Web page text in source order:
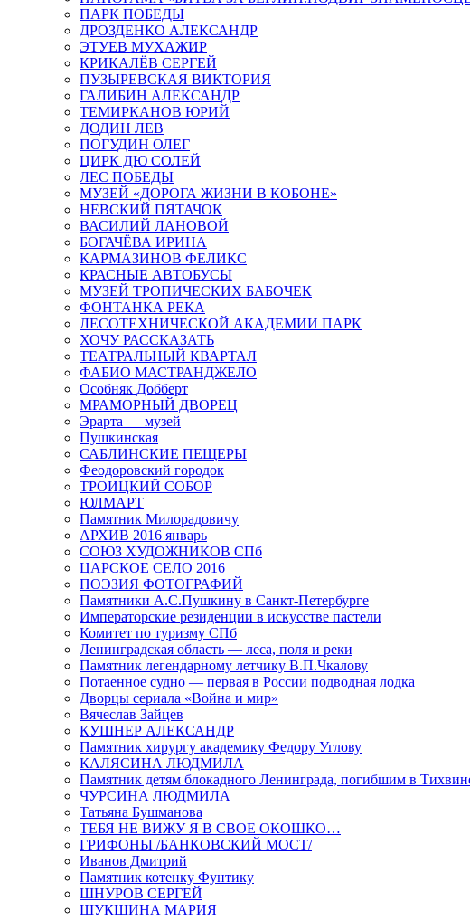
ПАРК ПОБЕДЫ
ДРОЗДЕНКО АЛЕКСАНДР
ЭТУЕВ МУХАЖИР
КРИКАЛЁВ СЕРГЕЙ
ПУЗЫРЕВСКАЯ ВИКТОРИЯ
ГАЛИБИН АЛЕКСАНДР
ТЕМИРКАНОВ ЮРИЙ
ДОДИН ЛЕВ
ПОГУДИН ОЛЕГ
ЦИРК ДЮ СОЛЕЙ
ЛЕС ПОБЕДЫ
МУЗЕЙ «ДОРОГА ЖИЗНИ В КОБОНЕ»
НЕВСКИЙ ПЯТАЧОК
ВАСИЛИЙ ЛАНОВОЙ
БОГАЧЁВА ИРИНА
КАРМАЗИНОВ ФЕЛИКС
КРАСНЫЕ АВТОБУСЫ
МУЗЕЙ ТРОПИЧЕСКИХ БАБОЧЕК
ФОНТАНКА РЕКА
ЛЕСОТЕХНИЧЕСКОЙ АКАДЕМИИ ПАРК
ХОЧУ РАССКАЗАТЬ
ТЕАТРАЛЬНЫЙ КВАРТАЛ
ФАБИО МАСТРАНДЖЕЛО
Особняк Добберт
МРАМОРНЫЙ ДВОРЕЦ
Эрарта — музей
Пушкинская
САБЛИНСКИЕ ПЕЩЕРЫ
Феодоровский городок
ТРОИЦКИЙ СОБОР
ЮЛМАРТ
Памятник Милорадовичу
АРХИВ 2016 январь
СОЮЗ ХУДОЖНИКОВ СПб
ЦАРСКОЕ СЕЛО 2016
ПОЭЗИЯ ФОТОГРАФИЙ
Памятники А.С.Пушкину в Санкт-Петербурге
Императорские резиденции в искусстве пастели
Комитет по туризму СПб
Ленинградская область — леса, поля и реки
Памятник легендарному летчику В.П.Чкалову
Потаенное судно — первая в России подводная лодка
Дворцы сериала «Война и мир»
Вячеслав Зайцев
КУШНЕР АЛЕКСАНДР
Памятник хирургу академику Федору Углову
КАЛЯСИНА ЛЮДМИЛА
Памятник детям блокадного Ленинграда, погибшим в
ЧУРСИНА ЛЮДМИЛА
Татьяна Бушманова
ТЕБЯ НЕ ВИЖУ Я В СВОЕ ОКОШКО…
ГРИФОНЫ /БАНКОВСКИЙ МОСТ/
Иванов Дмитрий
Памятник котенку Фунтику
ШНУРОВ СЕРГЕЙ
ШУКШИНА МАРИЯ